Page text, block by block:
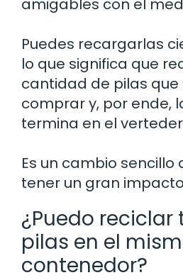
amigables con el
Puedes recargarlas
lo que significa que
cantidad de pilas que
comprar y, por ende,
termina en el
Es un cambio sencillo
tener un gran
¿Puedo reciclar
pilas en el
contenedor?